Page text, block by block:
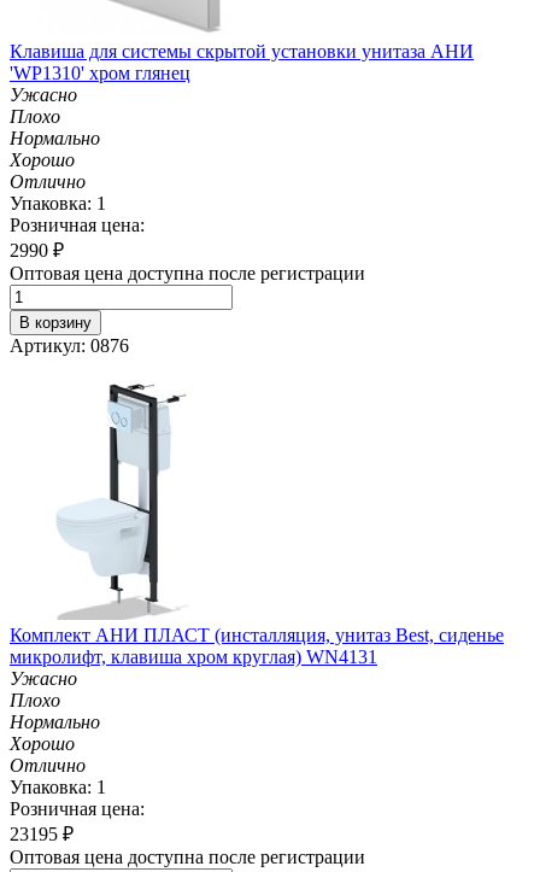
Клавиша для системы скрытой установки унитаза АНИ
'WP1310' хром глянец
Ужасно
Плохо
Нормально
Хорошо
Отлично
Упаковка: 1
Розничная цена:
2990 ₽
Оптовая цена доступна после регистрации
В корзину
Артикул: 0876
Комплект АНИ ПЛАСТ (инсталляция, унитаз Best, сиденье
микролифт, клавиша хром круглая) WN4131
Ужасно
Плохо
Нормально
Хорошо
Отлично
Упаковка: 1
Розничная цена:
23195 ₽
Оптовая цена доступна после регистрации